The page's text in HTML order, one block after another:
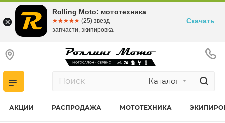
Каталог
АКЦИИ РАСПРОДАЖА МОТОТЕХНИКА
Rolling Moto: мототехника
☆☆☆☆☆
★★★★★ (25) звезд
запчасти, экипировка
Скачать